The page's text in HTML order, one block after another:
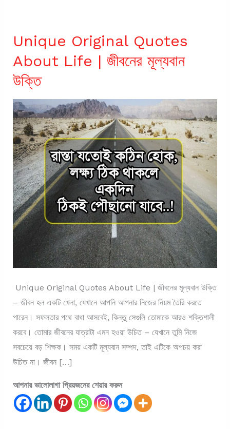
Unique Original Quotes
About Life | জীবনের মূল্যবান
উক্তি
Unique Original Quotes About Life | জীবনের মূল্যবান উক্তি
– জীবন হল একটি খেলা, যেখানে আপনি আপনার নিজের নিয়ম তৈরি করতে
পারেন। সফলতার পথে বাধা আসবেই, কিন্তু সেগুলি তোমাকে আরও শক্তিশালী
করবে। তোমার জীবনের যাত্রাটা এমন হওয়া উচিত – যেখানে তুমি নিজে
সবচেয়ে বড় শিক্ষক। সময় একটি মূল্যবান সম্পদ, তাই এটিকে অপচয় করা
উচিত না। জীবন […]
আপনার ভালোলাগা প্রিয়জনের শেয়ার করুন